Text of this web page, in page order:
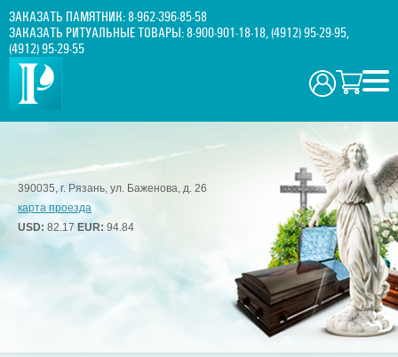
ЗАКАЗАТЬ ПАМЯТНИК:8-962-396-85-58
ЗАКАЗАТЬ РИТУАЛЬНЫЕ ТОВАРЫ:8-900-901-18-18,(4912) 95-29-95,
(4912) 95-29-55
390035, г. Рязань, ул. Баженова, д. 26
карта проезда
USD: 82.17 EUR: 94.84